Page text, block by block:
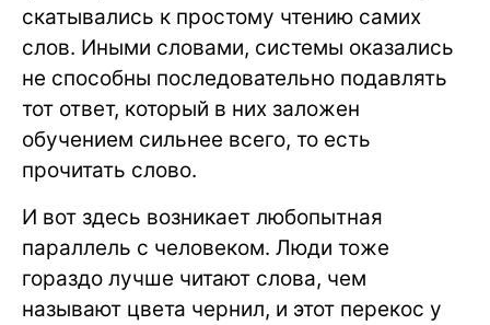
скатывались к простому чтению самих
слов. Иными словами, системы оказались
не способны последовательно подавлять
тот ответ, который в них заложен
обучением сильнее всего, то есть
прочитать слово.
И вот здесь возникает любопытная
параллель с человеком. Люди тоже
гораздо лучше читают слова, чем
называют цвета чернил, и этот перекос у